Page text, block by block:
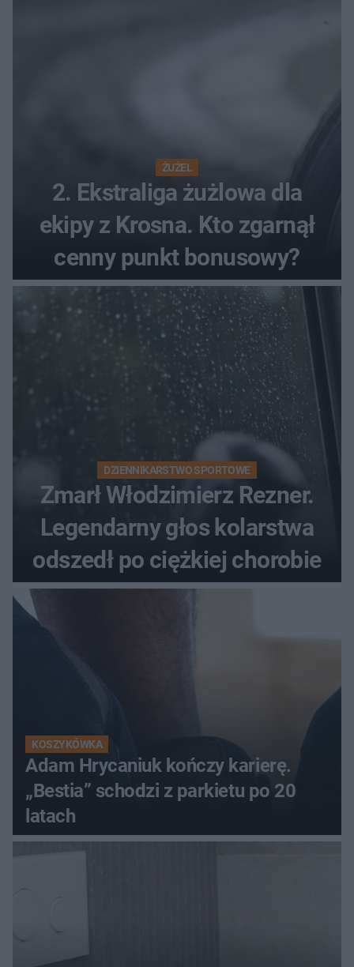
ŻUŻEL
2. Ekstraliga żużlowa dla
ekipy z Krosna. Kto zgarnął
cenny punkt bonusowy?
DZIENNIKARSTWO SPORTOWE
Zmarł Włodzimierz Rezner.
Legendarny głos kolarstwa
odszedł po ciężkiej chorobie
KOSZYKÓWKA
Adam Hrycaniuk kończy karierę.
„Bestia” schodzi z parkietu po 20
latach